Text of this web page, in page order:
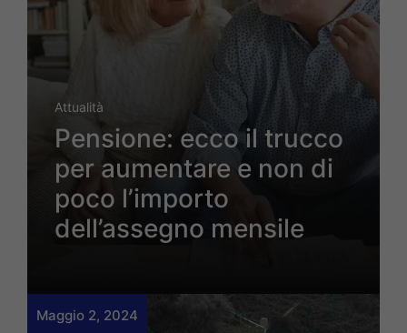
Attualità
Pensione: ecco il trucco
per aumentare e non di
poco l’importo
dell’assegno mensile
Maggio 2, 2024